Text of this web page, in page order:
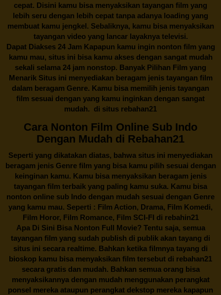
cepat. Disini kamu bisa menyaksikan tayangan film yang
lebih seru dengan lebih cepat tanpa adanya loading yang
membuat kamu jengkel. Sebaliknya, kamu bisa menyaksikan
tayangan video yang lancar layaknya televisi.
Dapat Diakses 24 Jam Kapapun kamu ingin nonton film yang
kamu mau, situs ini bisa kamu akses dengan sangat mudah
sekali selama 24 jam nonstop. Banyak Pilihan Film yang
Menarik Situs ini menyediakan beragam jenis tayangan film
dalam beragam Genre. Kamu bisa memilih jenis tayangan
film sesuai dengan yang kamu inginkan dengan sangat
mudah. di situs rebahan21
Cara Nonton Film Online Sub Indo
Dengan Mudah di Rebahan21
Seperti yang dikatakan diatas, bahwa situs ini menyediakan
beragam jenis Genre film yang bisa kamu pilih sesuai dengan
keinginan kamu. Kamu bisa menyaksikan beragam jenis
tayangan film terbaik yang paling kamu suka. Kamu bisa
nonton online sub Indo dengan mudah sesuai dengan Genre
yang kamu mau. Seperti : Film Action, Drama, Film Komedi,
Film Horor, Film Romance, Film SCI-FI di rebahin21
Apa Di Sini Bisa Nonton Full Movie? Tentu saja, semua
tayangan film yang sudah publish di publik akan tayang di
situs ini secara realtime. Bahkan ketika filmnya tayang di
bioskop kamu bisa menyaksikan film tersebut di rebahan21
secara gratis dan mudah. Bahkan semua orang bisa
menyaksikannya dengan mudah menggunakan perangkat
ponsel mereka ataupun perangkat dekstop mereka kapapun